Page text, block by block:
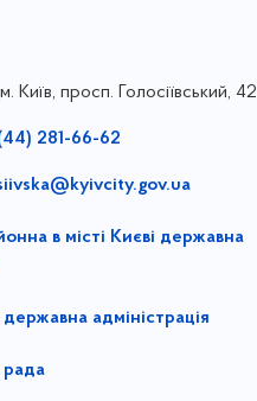
Київ, просп. Голосіївський, 42
281-66-62
в місті Києві державна
державна адміністрація
рада